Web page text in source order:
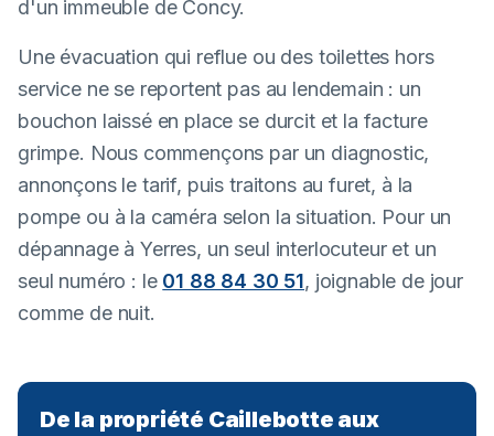
d'un immeuble de Concy.
Une évacuation qui reflue ou des toilettes hors
service ne se reportent pas au lendemain : un
bouchon laissé en place se durcit et la facture
grimpe. Nous commençons par un diagnostic,
annonçons le tarif, puis traitons au furet, à la
pompe ou à la caméra selon la situation. Pour un
dépannage à Yerres, un seul interlocuteur et un
seul numéro : le 01 88 84 30 51, joignable de jour
comme de nuit.
De la propriété Caillebotte aux